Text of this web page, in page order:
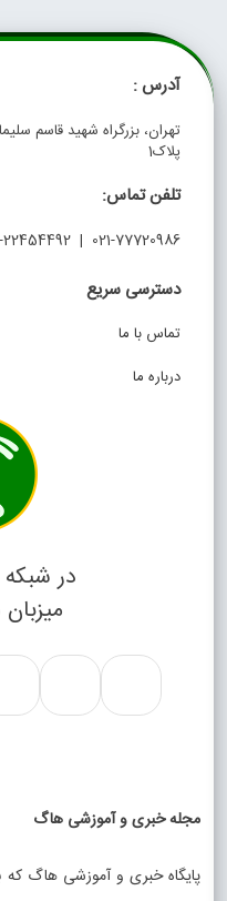
آدرس :
تهران، بزرگراه شهید قاسم
پلاک1
تلفن تماس:
021-77720986 | 021-22454492
دسترسی سریع
تماس با ما
درباره ما
در
مجله خبری و آموزشی هاگ
پایگاه خبری و آموزشی هاگ که